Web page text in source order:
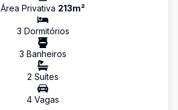
Área Privativa 213m²
3 Dormitórios
3 Banheiros
2 Suítes
4 Vagas